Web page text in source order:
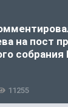
на пост
собрания
11255